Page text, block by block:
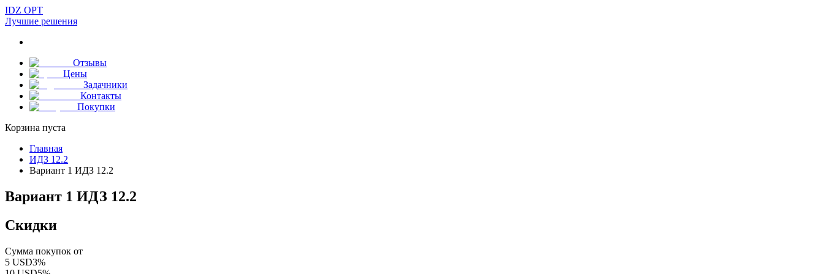
IDZ OPT
Лучшие решения
Отзывы
Цены
Задачники
Контакты
Покупки
Корзина пуста
Главная
ИДЗ 12.2
Вариант 1 ИДЗ 12.2
Вариант 1 ИДЗ 12.2
Скидки
Сумма покупок от
5 USD3%